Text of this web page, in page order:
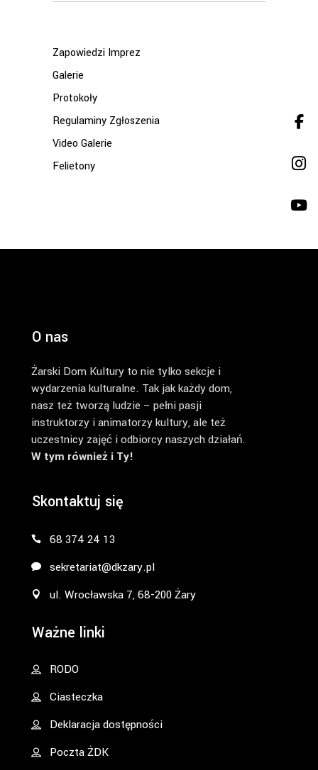
Zapowiedzi Imprez
Galerie
Protokoły
Regulaminy Zgłoszenia
Video Galerie
Felietony
O nas
Żarski Dom Kultury to nie tylko sekcje i
wydarzenia kulturalne. Tak jak każdy dom,
nasz też tworzą ludzie – pełni pasji
instruktorzy i animatorzy kultury, ale też
uczestnicy zajęć i odbiorcy naszych działań.
W tym również i Ty!
Skontaktuj się
68 374 24 13
sekretariat@dkzary.pl
ul. Wrocławska 7, 68-200 Żary
Ważne linki
RODO
Ciasteczka
Deklaracja dostępności
Poczta ŻDK